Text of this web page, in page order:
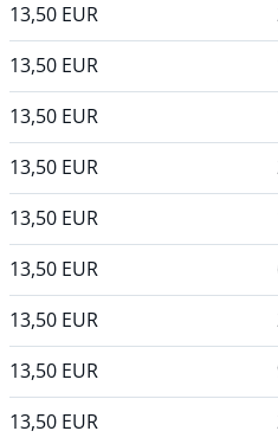
13,50 EUR
13,50 EUR
13,50 EUR
13,50 EUR
13,50 EUR
13,50 EUR
13,50 EUR
13,50 EUR
13,50 EUR